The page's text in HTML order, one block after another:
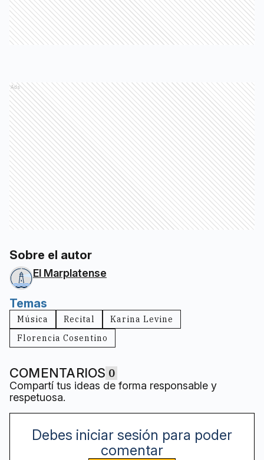
Ads
Sobre el autor
El Marplatense
Temas
Música Recital
Karina Levine
Florencia Cosentino
COMENTARIOS 0
Compartí tus ideas de forma responsable y
respetuosa.
Debes iniciar sesión para poder
comentar